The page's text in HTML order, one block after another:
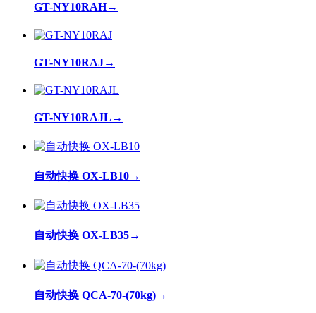
GT-NY10RAH→
GT-NY10RAJ→
GT-NY10RAJL →
自动快换 OX-LB10→
自动快换 OX-LB35→
自动快换 QCA-70-(70kg)→